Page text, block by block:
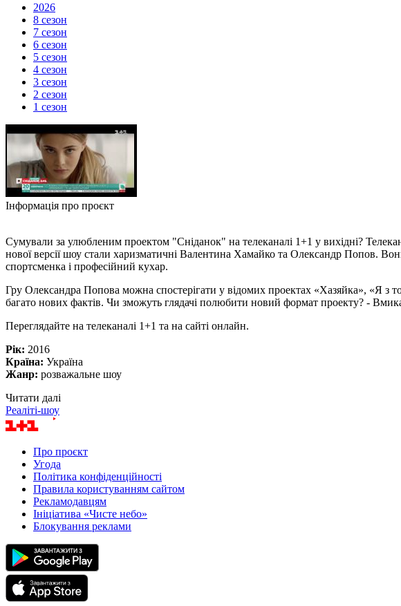
2026
8 сезон
7 сезон
6 сезон
5 сезон
4 сезон
3 сезон
2 сезон
1 сезон
Інформація про проєкт
Сумували за улюбленим проектом "Сніданок" на телеканалі 1+1 у вихідні?
нової версії шоу стали харизматичні Валентина Хамайко та Олександр Попов.
спортсменка і професійний кухар.
Гру Олександра Попова можна спостерігати у відомих проектах «Хазяйка», «Я з
багато нових фактів. Чи зможуть глядачі полюбити новий формат проекту? -
Переглядайте на телеканалі 1+1 та на сайті онлайн.
Рік: 2016
Країна: Україна
Жанр: розважальне шоу
Читати далі
Реаліті-шоу
Про проєкт
Угода
Політика конфіденційності
Правила користуванням сайтом
Рекламодавцям
Ініціатива «Чисте небо»
Блокування реклами